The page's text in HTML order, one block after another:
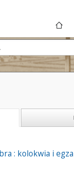
: kolokwia i